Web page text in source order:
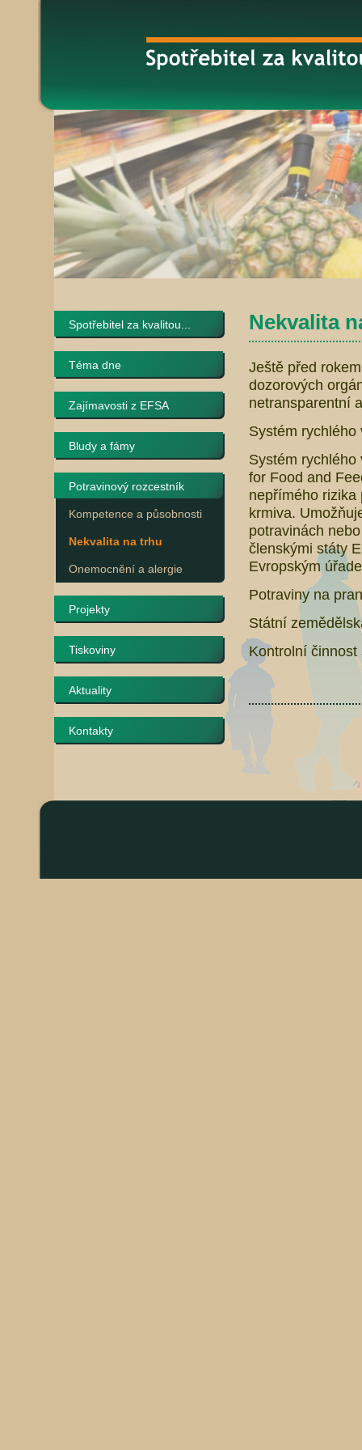
Spotřebitel za kvalitou...
Téma dne
Zajímavosti z EFSA
Bludy a fámy
Potravinový rozcestník
Kompetence a působnosti
Nekvalita na trhu
Onemocnění a alergie
Projekty
Tiskoviny
Aktuality
Kontakty
Nekvalita
Ještě před
dozorových
netransparentní
Systém
Systém
for Food and
nepřímého
krmiva.
potravinách
členskými státy
Evropským
Potraviny na
Státní
Kontrolní